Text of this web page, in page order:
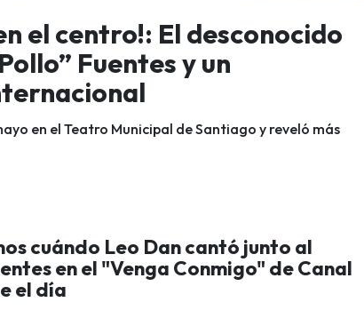
el centro!: El desconocido
Fuentes y un
en el Teatro Municipal de Santiago y reveló más
cuándo Leo Dan cantó junto al
en el "Venga Conmigo" de Canal
el día